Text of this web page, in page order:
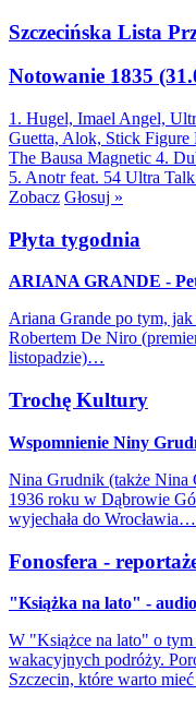
Szczecińska Lista
Notowanie 1835
1. Hugel, Imael Angel,
Guetta, Alok, Stick Figure
The Bausa Magnetic 4.
5. Anotr feat. 54 Ultra
Zobacz Głosuj »
Płyta tygodnia
ARIANA GRANDE -
Ariana Grande po tym, jak
Robertem De Niro
listopadzie)…
Trochę Kultury
Wspomnienie Niny
Nina Grudnik (także Nina
1936 roku w Dąbrowie
wyjechała do Wrocławia…
Fonosfera -
"Książka na lato" -
W "Książce na lato" o tym
wakacyjnych podróży.
Szczecin, które warto